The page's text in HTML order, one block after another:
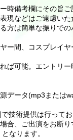
時備考欄にその旨ご
現などはご遠慮いた
方は簡単な振りで
ー間、コスプレイ
ば可能。エントリー
データ(mp3または
技術提供は行ってお
合、ご出演をお断り
なります。